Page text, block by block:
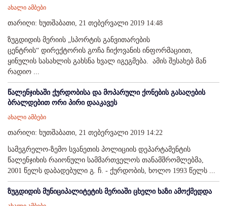
ახალი ამბები
თარიღი: ხუთშაბათი, 21 თებერვალი 2019 14:48
ზუგდიდის მერიის „სპორტის განვითარების
ცენტრის“ დირექტორის გოჩა ჩიქოვანის ინფორმაციით,
ყინულის სასახლის გახსნა ხვალ იგეგმება. ამის შესახებ მან
რადიო ...
წალენჯიხაში ქურდობისა და მოპარული ქონების გასაღების
ბრალდებით ორი პირი დააკავეს
ახალი ამბები
თარიღი: ხუთშაბათი, 21 თებერვალი 2019 14:22
სამეგრელო-ზემო სვანეთის პოლიციის დეპარტამენტის
წალენჯიხის რაიონული სამმართველოს თანამშრომლებმა,
2001 წელს დაბადებული გ. ჩ. - ქურდობის, ხოლო 1993 წელს ...
ზუგდიდის მუნიციპალიტეტის მერიაში ცხელი ხაზი ამოქმედდა